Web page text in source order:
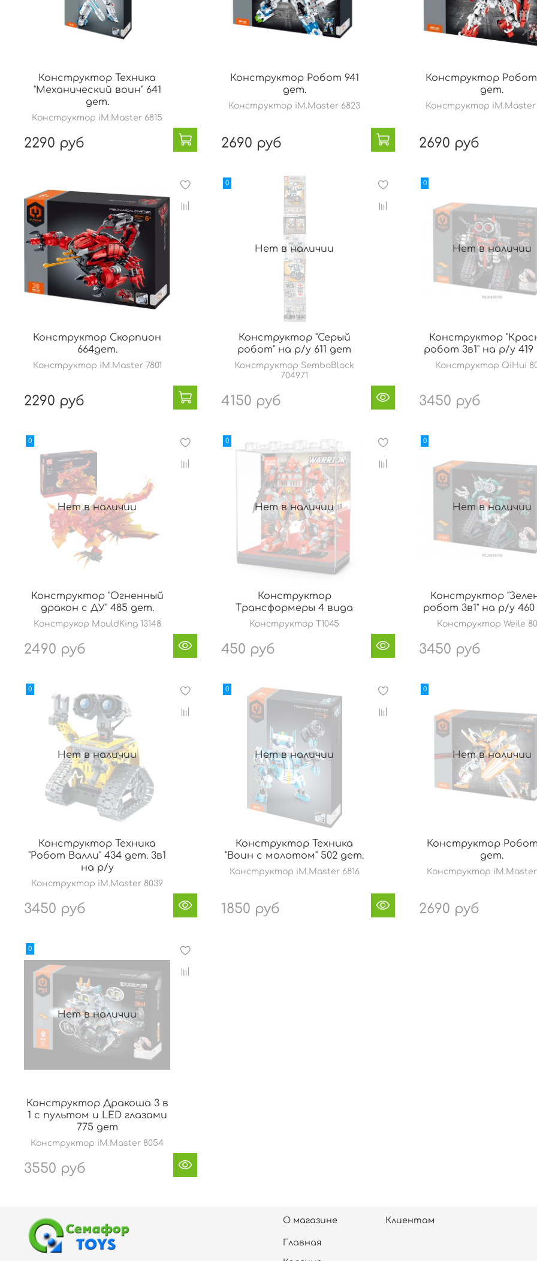
Конструктор Техника
"Механический воин" 641
дет.
Конструктор iM.Master 6815
2290 руб
Конструктор Робот 941
дет.
Конструктор iM.Master 6823
2690 руб
Конструктор Робот
дет.
Конструктор iM.Master
2690 руб
Конструктор Скорпион
664дет.
Конструктор iM.Master 7801
2290 руб
Нет в наличии
0
Конструктор "Серый
робот" на р/у 611 дет
Конструктор SemboBlock
704971
4150 руб
Нет в наличии
0
Конструктор
робот 3в1" на р/у
Конструктор QiHui
3450 руб
Нет в наличии
0
Конструктор "Огненный
дракон с ДУ" 485 дет.
Конструкор MouldKing 13148
2490 руб
Нет в наличии
0
Конструктор
Трансформеры 4 вида
Конструктор T1045
450 руб
Нет в наличии
0
Конструктор
робот 3в1" на р/у
Конструктор Weile
3450 руб
Нет в наличии
0
Конструктор Техника
"Робот Валли" 434 дет. 3в1
на р/у
Конструктор iM.Master 8039
3450 руб
Нет в наличии
0
Конструктор Техника
"Воин с молотом" 502 дет.
Конструктор iM.Master 6816
1850 руб
Нет в наличии
0
Конструктор Робот
дет.
Конструктор iM.Master
2690 руб
Нет в наличии
0
Конструктор Дракоша 3 в
1 с пультом и LED глазами
775 дет
Конструктор iM.Master 8054
3550 руб
О магазине
Главная
Клиентам